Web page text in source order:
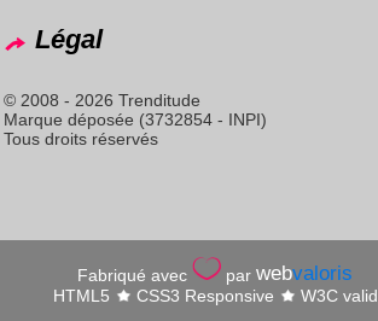
Légal
© 2008 - 2026 Trenditude
Marque déposée (3732854 - INPI)
Tous droits réservés
Fabriqué avec par webvaloris
HTML5 CSS3 Responsive W3C valid